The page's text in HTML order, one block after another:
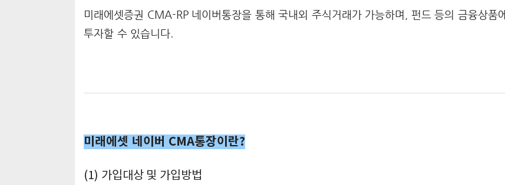
미래에셋증권 CMA-RP 네이버통장을 통해 국내외 주식거래가 가능하며, 펀드 등의 금융상품에
투자할 수 있습니다.
미래에셋 네이버 CMA통장이란?
(1) 가입대상 및 가입방법